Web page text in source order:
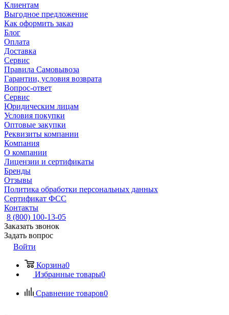
Клиентам
Выгодное предложение
Как оформить заказ
Блог
Оплата
Доставка
Сервис
Правила Самовывоза
Гарантии, условия возврата
Вопрос-ответ
Сервис
Юридическим лицам
Условия покупки
Оптовые закупки
Реквизиты компании
Компания
О компании
Лицензии и сертификаты
Бренды
Отзывы
Политика обработки персональных данных
Сертификат ФСС
Контакты
8 (800) 100-13-05
Заказать звонок
Задать вопрос
Войти
Корзина0
Избранные товары0
Сравнение товаров0